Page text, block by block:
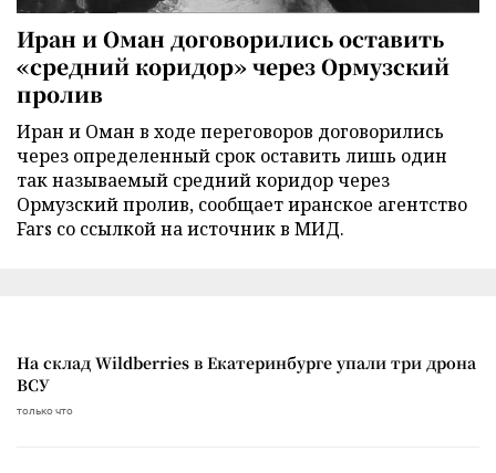
Иран и Оман договорились оставить
«средний коридор» через Ормузский
пролив
Иран и Оман в ходе переговоров договорились
через определенный срок оставить лишь один
так называемый средний коридор через
Ормузский пролив, сообщает иранское агентство
Fars со ссылкой на источник в МИД.
На склад Wildberries в Екатеринбурге упали три дрона
ВСУ
только что